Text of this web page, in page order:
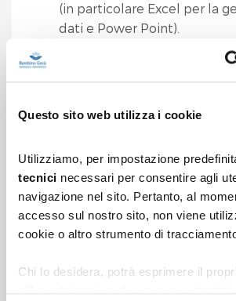
Questo sito web utilizza i cookie
Utilizziamo, per impostazione
tecnici necessari per consentire agli
navigazione nel sito. Pertanto, al
accesso sul nostro sito, non viene
cookie o altro strumento di
Chi lo desidera, potrà esprimere il
(in particolare Excel per la
dati e Power Point).
Proattività, orientamento al
solving, forte desiderio di
precisione e attitudine al
Tipologia del contratto e durata
contratto a tempo determinato
1 anno, con prospettiva di
indeterminato.
D del CCAL applicato in